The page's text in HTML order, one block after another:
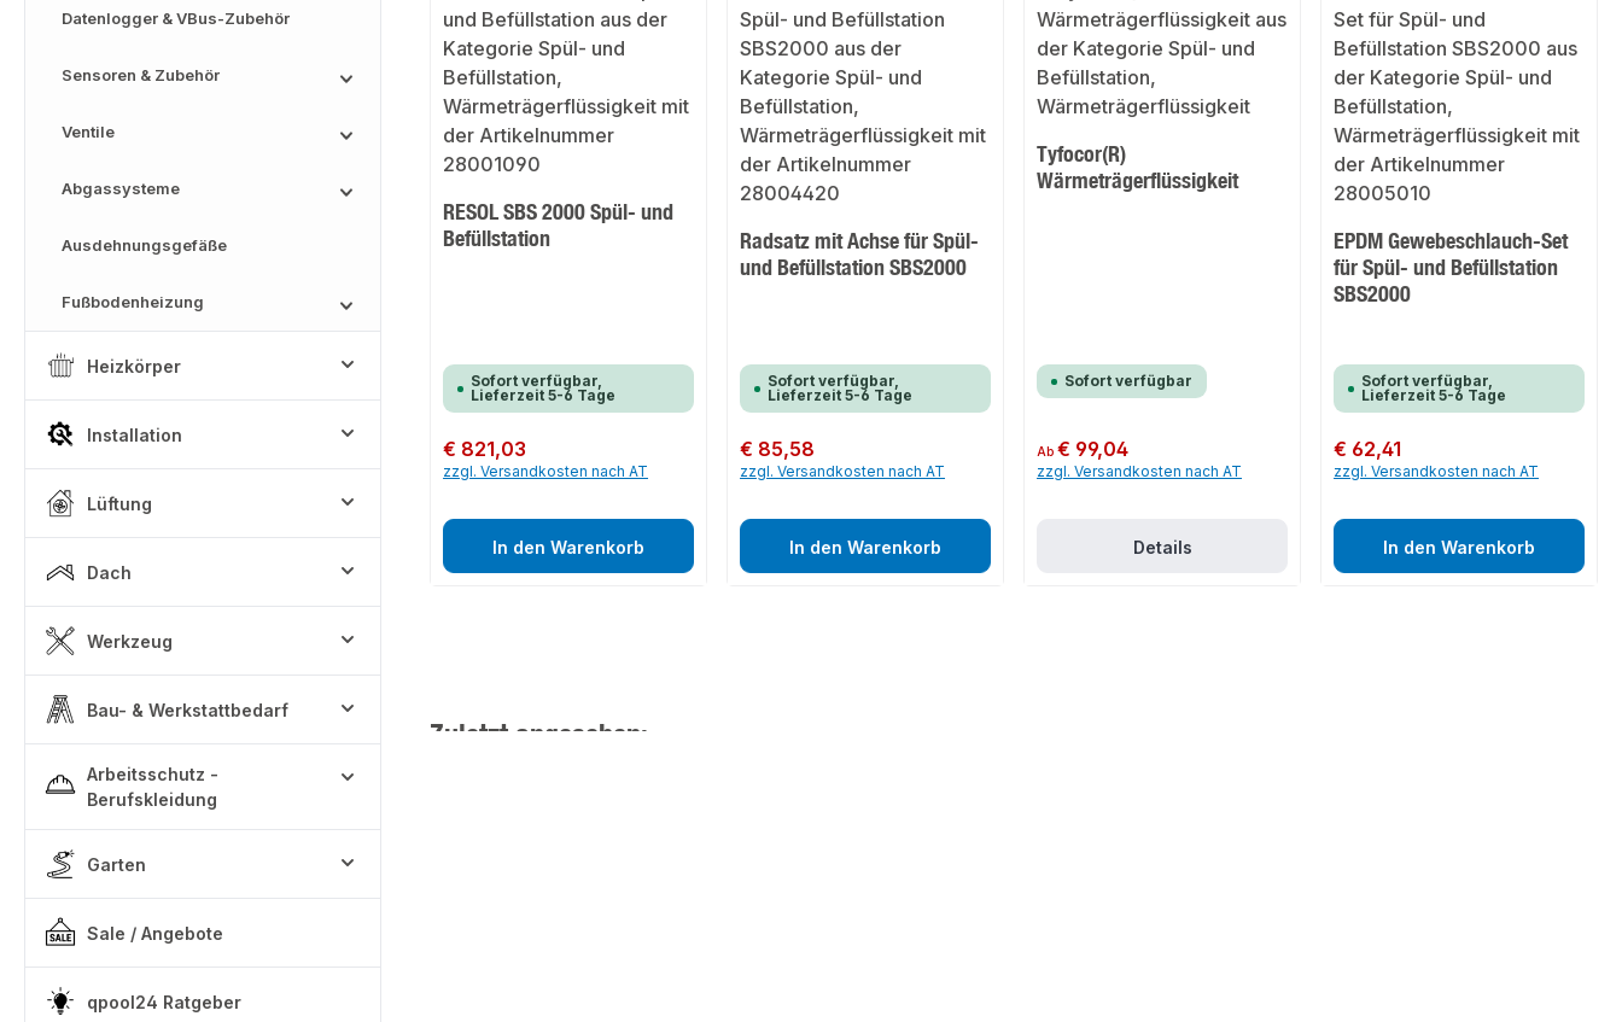
Datenlogger & VBus-Zubehör
Sensoren & Zubehör
Ventile
Abgassysteme
Ausdehnungsgefäße
Fußbodenheizung
Heizkörper
Installation
Lüftung
Dach
Werkzeug
Bau- & Werkstattbedarf
Arbeitsschutz -
Berufskleidung
Garten
Sale / Angebote
qpool24 Ratgeber
RESOL SBS 2000 Spül- und
Befüllstation
Sofort verfügbar,
Lieferzeit 5-6 Tage
Regulärer Preis:
€ 821,03
zzgl. Versandkosten nach AT
In den Warenkorb
Radsatz mit Achse für Spül-
und Befüllstation SBS2000
Sofort verfügbar,
Lieferzeit 5-6 Tage
Regulärer Preis:
€ 85,58
zzgl. Versandkosten nach AT
In den Warenkorb
Tyfocor(R)
Wärmeträgerflüssigkeit
Sofort verfügbar
Regulärer Preis:
Ab€ 99,04
zzgl. Versandkosten nach AT
Details
EPDM Gewebeschlauch-Set
für Spül- und Befüllstation
SBS2000
Sofort verfügbar,
Lieferzeit 5-6 Tage
Regulärer Preis:
€ 62,41
zzgl. Versandkosten nach AT
In den Warenkorb
Zuletzt angesehen: